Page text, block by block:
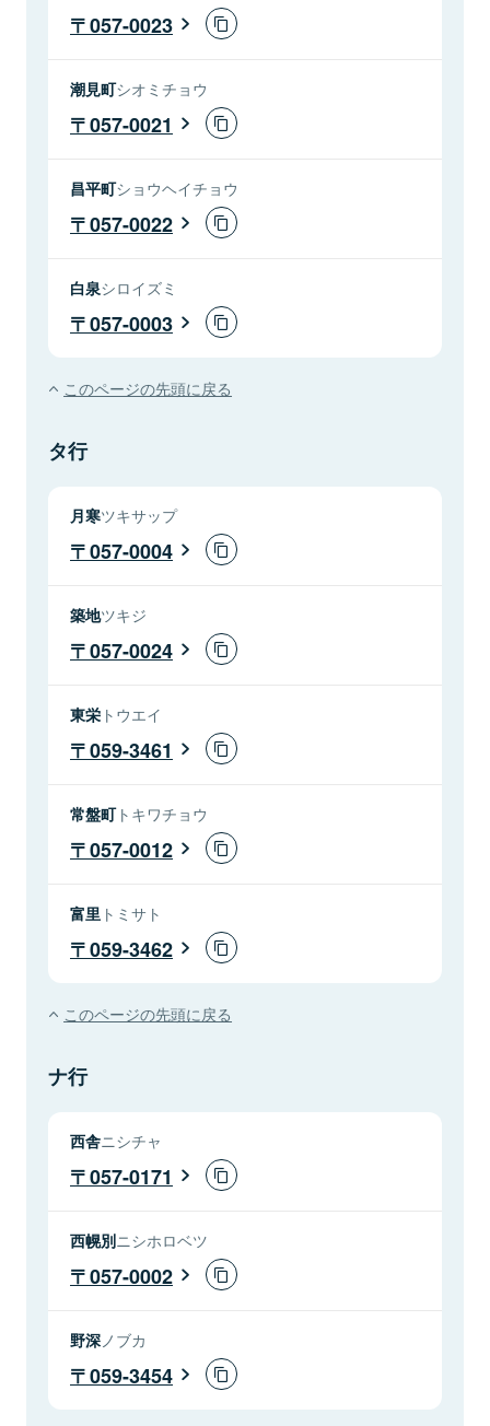
057-0023
潮見町シオミチョウ
057-0021
昌平町ショウヘイチョウ
057-0022
白泉シロイズミ
057-0003
このページの先頭に戻る
タ行
月寒ツキサップ
057-0004
築地ツキジ
057-0024
東栄 トウエイ
059-3461
常盤町トキワチョウ
057-0012
富里 トミサト
059-3462
このページの先頭に戻る
ナ行
西舎ニシチャ
057-0171
西幌別ニシホロベツ
057-0002
野深 ノブカ
059-3454